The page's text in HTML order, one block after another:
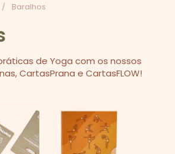
/ Baralhos
de Yoga com os nossos
CartasPrana e CartasFLOW!